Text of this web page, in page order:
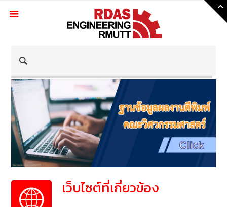
เว็บไซต์ที่เกี่ยวข้อง